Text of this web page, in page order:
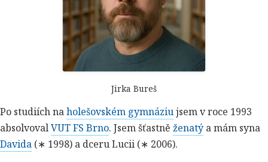
Jirka Bureš
Po studiích naholešovském gymnáziujsem v roce 1993
absolvovalVUT FS Brno. Jsem šťastně ženatý a mám syna
Davida (∗ 1998) a dceru Lucii (∗ 2006).